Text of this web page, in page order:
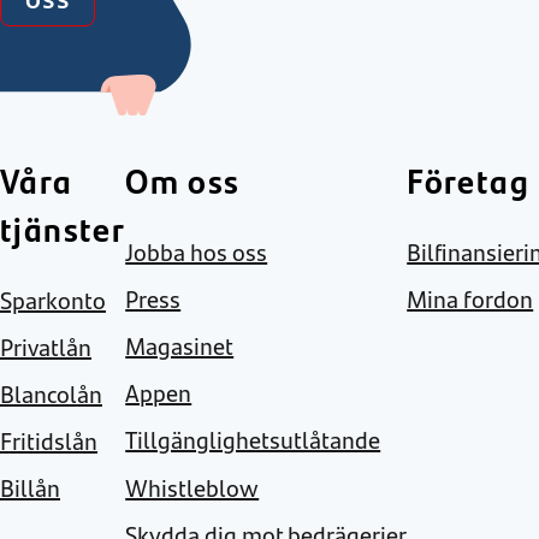
Våra
tjänster
Sparkonto
Privatlån
Blancolån
Fritidslån
Billån
Om oss
Jobba hos oss
Press
Magasinet
Appen
Tillgänglighetsutlåtande
Whistleblow
Företag
Mina fordon